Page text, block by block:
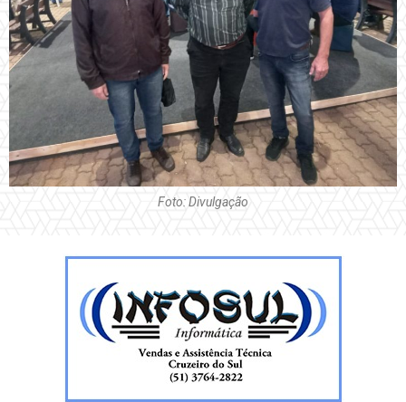
Foto: Divulgação